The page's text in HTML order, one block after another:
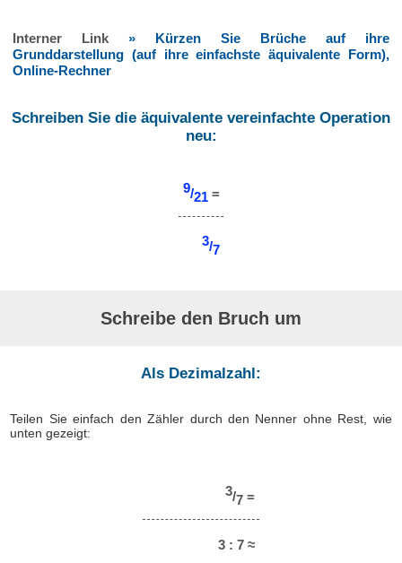
Interner Link » Kürzen Sie Brüche auf ihre
Grunddarstellung (auf ihre einfachste äquivalente Form),
Online-Rechner
Schreiben Sie die äquivalente vereinfachte Operation
neu:
9/21 =
3/7
Schreibe den Bruch um
Als Dezimalzahl:
Teilen Sie einfach den Zähler durch den Nenner ohne Rest, wie
unten gezeigt:
3/7 =
3 : 7 ≈